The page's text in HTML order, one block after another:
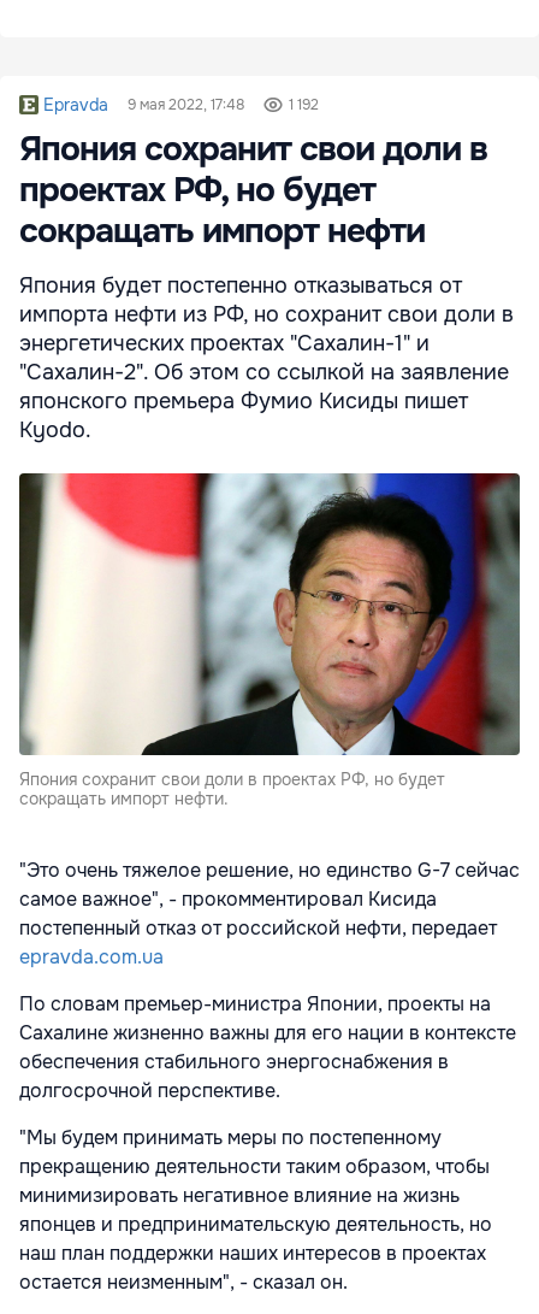
Epravda 9 мая 2022, 17:48 1 192
Япония сохранит свои доли в
проектах РФ, но будет
сокращать импорт нефти
Япония будет постепенно отказываться от
импорта нефти из РФ, но сохранит свои доли в
энергетических проектах "Сахалин-1" и
"Сахалин-2". Об этом со ссылкой на заявление
японского премьера Фумио Кисиды пишет
Kyodo.
Япония сохранит свои доли в проектах РФ, но будет
сокращать импорт нефти.
"Это очень тяжелое решение, но единство G-7 сейчас
самое важное", - прокомментировал Кисида
постепенный отказ от российской нефти, передает
epravda.com.ua
По словам премьер-министра Японии, проекты на
Сахалине жизненно важны для его нации в контексте
обеспечения стабильного энергоснабжения в
долгосрочной перспективе.
"Мы будем принимать меры по постепенному
прекращению деятельности таким образом, чтобы
минимизировать негативное влияние на жизнь
японцев и предпринимательскую деятельность, но
наш план поддержки наших интересов в проектах
остается неизменным", - сказал он.